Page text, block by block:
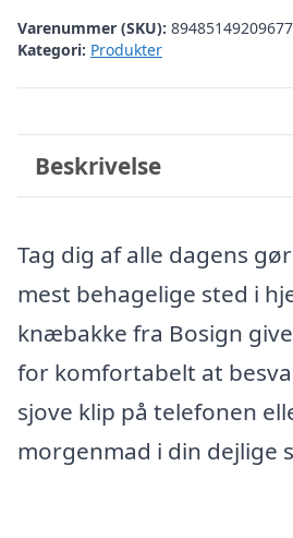
Varenummer (SKU):
Kategori: Produkter
Beskrivelse
Tag dig af alle dagens
mest behagelige sted i
knæbakke fra Bosign
for komfortabelt at
sjove klip på telefonen
morgenmad i din dejlige